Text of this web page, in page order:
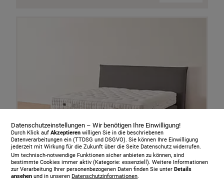
Vispring Baronet Superb 180 x 210 cm, KT Langley
Datenschutzeinstellungen – Wir benötigen Ihre Einwilligung!
Durch Klick aufAkzeptieren willigen Sie in die beschriebenen
Datenverarbeitungen ein (TTDSG und DSGVO). Sie können Ihre Einwilligung
jederzeit mit Wirkung für die Zukunft über die Seite Datenschutz widerrufen.
Um technisch-notwendige Funktionen sicher anbieten zu können, sind
bestimmte Cookies immer aktiv (Kategorie: essenziell). Weitere Informationen
zur Verarbeitung Ihrer personenbezogenen Daten finden Sie unterDetails
ansehen und in unserenDatenschutzinformationen.